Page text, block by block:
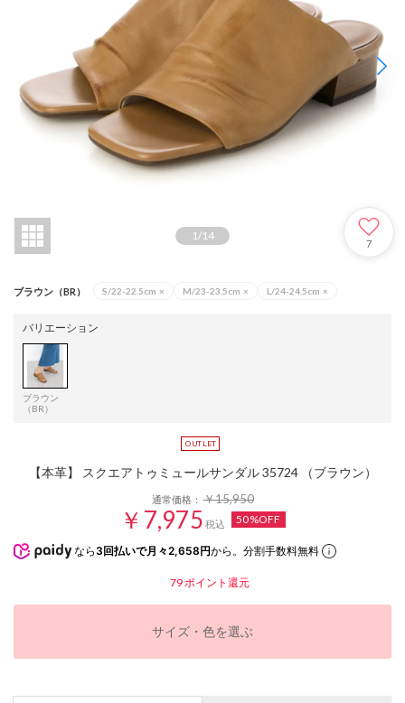
1/14
7
ブラウン（BR） S/22-22.5cm × M/23-23.5cm × L/24-24.5cm ×
バリエーション
ブラウン
（BR）
【本革】 スクエアトゥミュールサンダル 35724 （ブラウン）
通常価格：￥15,950
￥7,975 税込 50%OFF
なら 3回払いで月々2,658円から。分割手数料無料
79ポイント還元
サイズ・色を選ぶ